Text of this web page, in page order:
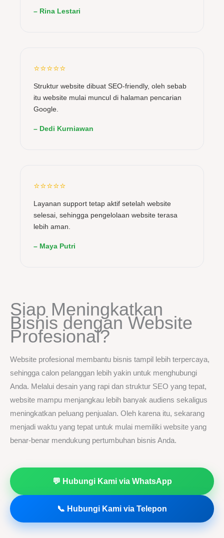
– Rina Lestari
⭐⭐⭐⭐⭐
Struktur website dibuat SEO-friendly, oleh sebab
itu website mulai muncul di halaman pencarian
Google.
– Dedi Kurniawan
⭐⭐⭐⭐⭐
Layanan support tetap aktif setelah website
selesai, sehingga pengelolaan website terasa
lebih aman.
– Maya Putri
Siap Meningkatkan
Bisnis dengan Website
Profesional?
Website profesional membantu bisnis tampil lebih terpercaya,
sehingga calon pelanggan lebih yakin untuk menghubungi
Anda. Melalui desain yang rapi dan struktur SEO yang tepat,
website mampu menjangkau lebih banyak audiens sekaligus
meningkatkan peluang penjualan. Oleh karena itu, sekarang
menjadi waktu yang tepat untuk mulai memiliki website yang
benar-benar mendukung pertumbuhan bisnis Anda.
💬 Hubungi Kami via WhatsApp
📞 Hubungi Kami via Telepon